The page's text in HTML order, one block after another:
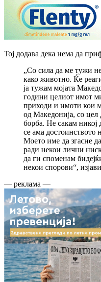
Тој додава дека нема да
„Со сила да ме тужи
како животно. Ќе
ја тужам мојата
години целиот имот
приходи и имоти кои
од Македонија, со цел
борба. Не сакам
се ама достоинството
Моето име да згасне
ради некои лични
да ги споменам
некои спорови“,
— реклама —